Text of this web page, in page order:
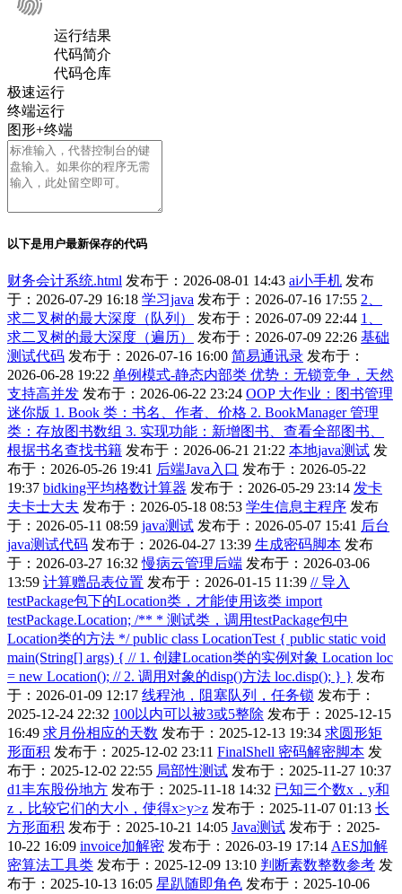
运行结果
代码简介
代码仓库
极速运行
终端运行
图形+终端
以下是用户最新保存的代码
财务会计系统.html 发布于：2026-08-01 14:43 ai小手机 发布
于：2026-07-29 16:18 学习java 发布于：2026-07-16 17:55 2、
求二叉树的最大深度（队列）
发布于：2026-07-09 22:44 1、
求二叉树的最大深度（遍历）
发布于：2026-07-09 22:26 基础
测试代码 发布于：2026-07-16 16:00 简易通讯录 发布于：
2026-06-28 19:22 单例模式-静态内部类 优势：无锁竞争，天然
支持高并发 发布于：2026-06-22 23:24 OOP 大作业：图书管理
迷你版 1. Book 类：书名、作者、价格 2. BookManager 管理
类：存放图书数组 3. 实现功能：新增图书、查看全部图书、
根据书名查找书籍 发布于：2026-06-21 21:22 本地java测试 发
布于：2026-05-26 19:41 后端Java入口 发布于：2026-05-22
19:37 bidking平均格数计算器 发布于：2026-05-29 23:14 发卡
夫卡士大夫 发布于：2026-05-18 08:53 学生信息主程序 发布
于：2026-05-11 08:59 java测试 发布于：2026-05-07 15:41 后台
java测试代码 发布于：2026-04-27 13:39 生成密码脚本 发布
于：2026-03-27 16:32 慢病云管理后端 发布于：2026-03-06
13:59 计算赠品表位置 发布于：2026-01-15 11:39 // 导入
testPackage包下的Location类，才能使用该类 import
testPackage.Location; /** * 测试类，调用testPackage包中
Location类的方法 */ public class LocationTest { public static void
main(String[] args) { // 1. 创建Location类的实例对象 Location loc
= new Location(); // 2. 调用对象的disp()方法 loc.disp(); } } 发布
于：2026-01-09 12:17 线程池，阻塞队列，任务锁 发布于：
2025-12-24 22:32 100以内可以被3或5整除 发布于：2025-12-15
16:49 求月份相应的天数 发布于：2025-12-13 19:34 求圆形矩
形面积 发布于：2025-12-02 23:11 FinalShell 密码解密脚本 发
布于：2025-12-02 22:55 局部性测试 发布于：2025-11-27 10:37
d1丰东股份地方 发布于：2025-11-18 14:32 已知三个数x，y和
z，比较它们的大小，使得x>y>z 发布于：2025-11-07 01:13 长
方形面积 发布于：2025-10-21 14:05 Java测试 发布于：2025-
10-22 16:09 invoice加解密 发布于：2026-03-19 17:14 AES加解
密算法工具类 发布于：2025-12-09 13:10 判断素数整数参考 发
布于：2025-10-13 16:05 星趴随即角色 发布于：2025-10-06